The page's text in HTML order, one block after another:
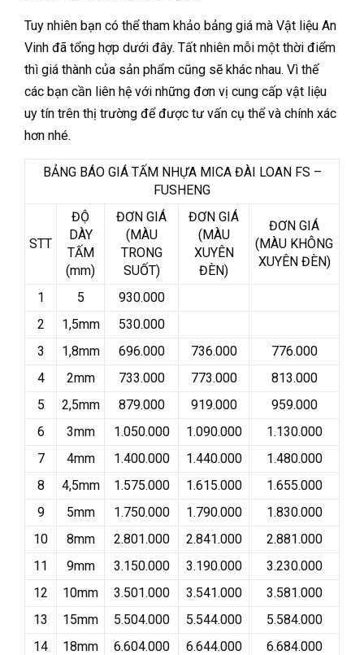
Tuy nhiên bạn có thể tham khảo bảng giá mà Vật liệu An
Vinh đã tổng hợp dưới đây. Tất nhiên mỗi một thời điểm
thì giá thành của sản phẩm cũng sẽ khác nhau. Vì thế
các bạn cần liên hệ với những đơn vị cung cấp vật liệu
uy tín trên thị trường để được tư vấn cụ thể và chính xác
hơn nhé.
BẢNG BÁO GIÁ TẤM NHỰA MICA ĐÀI LOAN FS –
FUSHENG
STT
ĐỘ
DÀY
TẤM
(mm)
ĐƠN GIÁ
(MÀU
TRONG
SUỐT)
ĐƠN GIÁ
(MÀU
XUYÊN
ĐÈN)
ĐƠN GIÁ
(MÀU KHÔNG
XUYÊN ĐÈN)
1 5
930.000
2
1,5mm
530.000
3
1,8mm 696.000 736.000
776.000
4
2mm 733.000 773.000
813.000
5
2,5mm 879.000 919.000
959.000
6
3mm 1.050.000 1.090.000
1.130.000
7
4mm 1.400.000 1.440.000
1.480.000
8
4,5mm 1.575.000 1.615.000
1.655.000
9
5mm 1.750.000 1.790.000
1.830.000
10
8mm 2.801.000 2.841.000
2.881.000
11
9mm 3.150.000 3.190.000
3.230.000
12
10mm 3.501.000 3.541.000
3.581.000
13
15mm 5.504.000 5.544.000
5.584.000
14
18mm 6.604.000 6.644.000
6.684.000